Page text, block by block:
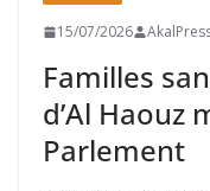
15/07/2026
Familles
d’Al Haouz
Parlement